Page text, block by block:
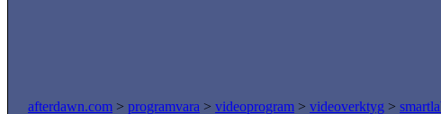
afterdawn.com > programvara > videoprogram > videoverktyg >